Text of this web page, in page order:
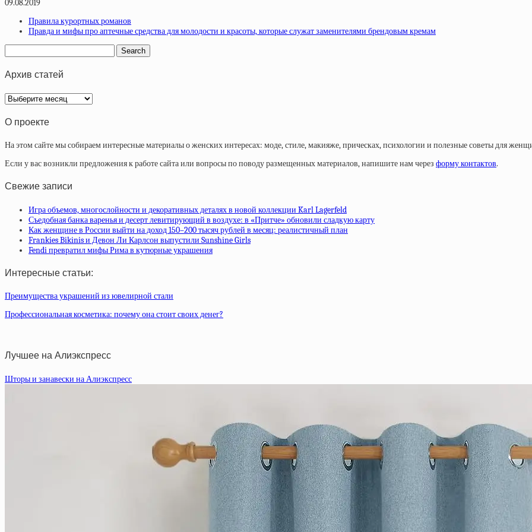
09.08.2019
Правила курортных романов
Правда и мифы про аптечные средства для молодости и красоты, которые служат заменителями брендовым кремам
Архив статей
Архив
статей
О проекте
На этом сайте мы собираем интересные материалы о женских интересах: моде, стиле, макияже, прическах, психологии и полезные советы для
Если у вас возникли предложения к работе сайта или вопросы по поводу размещенных материалов, напишите нам через форму контактов.
Свежие записи
Игра объемов, многослойности и декоративных деталях в новой коллекции Karl Lagerfeld
Съедобная банка варенья и десерт левитирующий в воздухе: в «Притче» обновили сладкую карту
Как женщине в России выйти на доход 150–200 тысяч рублей в месяц: реалистичный план
Frankies Bikinis и Девон Ли Карлсон выпустили Sunshine Girls
Fendi превратил мифы Рима в кутюрные украшения
Интересные статьи:
Преимущества украшений из ювелирной стали
Профессиональная косметика: почему она стоит своих денег?
Лучшее на Алиэкспресс
Шторы и занавески на Алиэкспресс